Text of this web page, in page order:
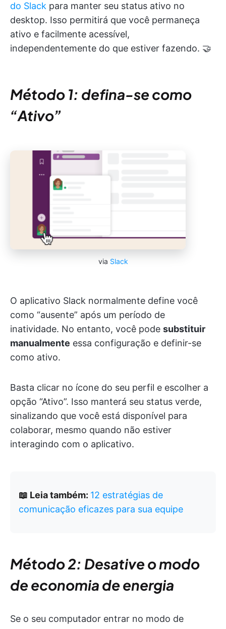
do Slack para manter seu status ativo no
desktop. Isso permitirá que você permaneça
ativo e facilmente acessível,
independentemente do que estiver fazendo. 🤝
Método 1: defina-se como
“Ativo”
via Slack
O aplicativo Slack normalmente define você
como “ausente” após um período de
inatividade. No entanto, você pode substituir
manualmente essa configuração e definir-se
como ativo.
Basta clicar no ícone do seu perfil e escolher a
opção “Ativo”. Isso manterá seu status verde,
sinalizando que você está disponível para
colaborar, mesmo quando não estiver
interagindo com o aplicativo.
📖 Leia também: 12 estratégias de
comunicação eficazes para sua equipe
Método 2: Desative o modo
de economia de energia
Se o seu computador entrar no modo de